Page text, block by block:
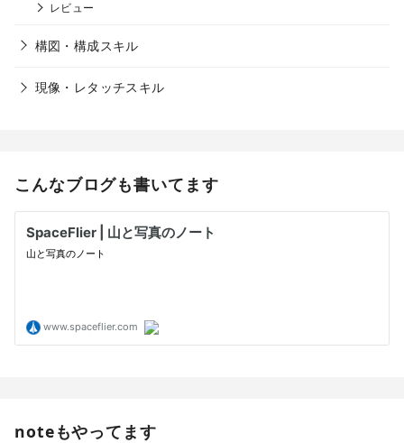
レビュー
構図・構成スキル
現像・レタッチスキル
こんなブログも書いてます
noteもやってます